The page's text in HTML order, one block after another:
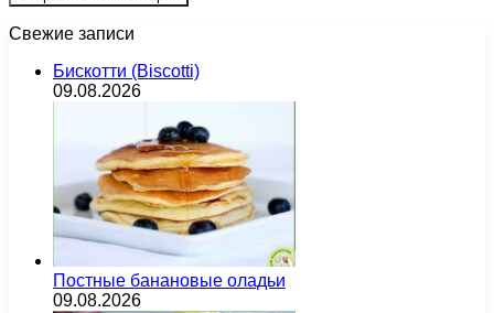
Свежие записи
Бискотти (Biscotti)
09.08.2026
Постные банановые оладьи
09.08.2026